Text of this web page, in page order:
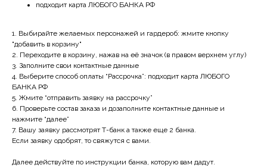
подходит карта ЛЮБОГО БАНКА РФ
1. Выбирайте желаемых персонажей и гардероб: жмите кнопку
"добавить в корзину"
2. Переходите в корзину, нажав на её значок (в правом верхнем углу)
3. Заполните свои контактные данные
4. Выберите способ оплаты “Рассрочка”: подходит карта ЛЮБОГО
БАНКА РФ
5. Жмите “отправить заявку на рассрочку”
6. Проверьте состав заказа и дозаполните контактные данные и
нажмите “далее”
7. Вашу заявку рассмотрят Т-банк а также еще 2 банка.
Если заявку одобрят, то свяжутся с вами.
Далее действуйте по инструкции банка, которую вам дадут.